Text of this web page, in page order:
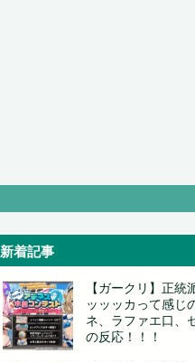
新着記事
【ガークリ】正統
ッッッカって感じ
ネ、ラファエ口、
の反応！！！